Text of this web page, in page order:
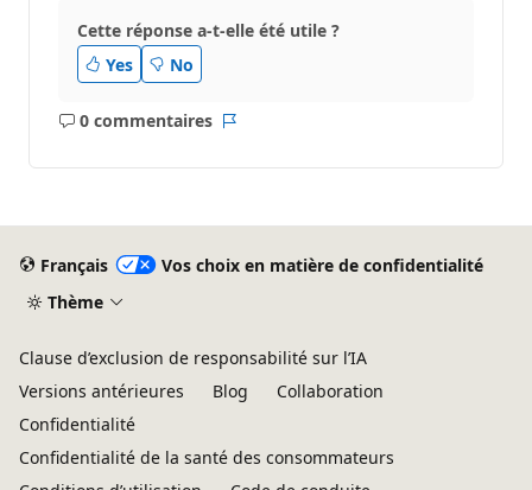
Cette réponse a-t-elle été utile ?
Yes
No
0 commentaires
Aucun
Français
Vos choix en matière de confidentialité
Thème
Clause d’exclusion de responsabilité sur l’IA
Versions antérieures
Blog
Collaboration
Confidentialité
Confidentialité de la santé des consommateurs